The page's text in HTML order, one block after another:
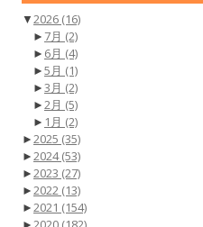
▼2026 (16)
► 7月 (2)
► 6月 (4)
►5月 (1)
►3月 (2)
►2月 (5)
► 1月 (2)
►2025 (35)
►2024(53)
►2023 (27)
►2022 (13)
►2021 (154)